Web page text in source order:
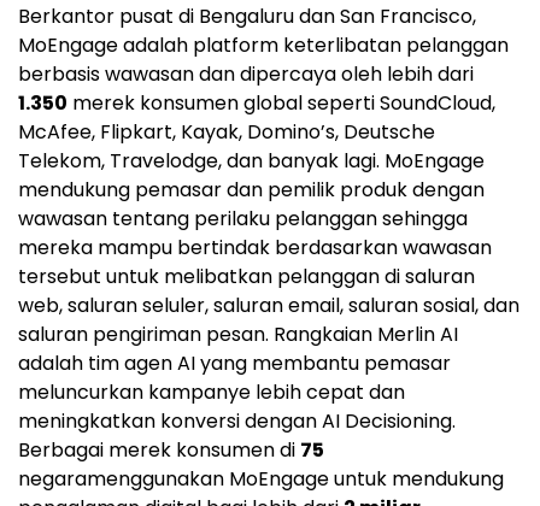
Berkantor pusat di Bengaluru danSan Francisco,
MoEngage adalah platform keterlibatan pelanggan
berbasis wawasan dan dipercaya oleh lebih dari
1.350 merek konsumen global seperti SoundCloud,
McAfee, Flipkart, Kayak, Domino’s, Deutsche
Telekom, Travelodge, dan banyak lagi. MoEngage
mendukung pemasar dan pemilik produk dengan
wawasan tentang perilaku pelanggan sehingga
mereka mampu bertindak berdasarkan wawasan
tersebut untuk melibatkan pelanggan di saluran
web, saluran seluler, saluran email, saluran sosial, dan
saluran pengiriman pesan. Rangkaian Merlin AI
adalah tim agen AI yang membantu pemasar
meluncurkan kampanye lebih cepat dan
meningkatkan konversi dengan AI Decisioning.
Berbagai merek konsumen di 75
negaramenggunakan MoEngage untuk mendukung